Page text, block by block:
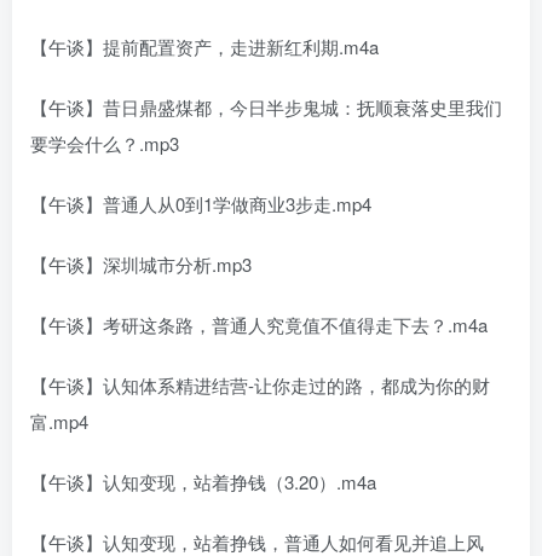
【午谈】提前配置资产，走进新红利期.m4a
【午谈】昔日鼎盛煤都，今日半步鬼城：抚顺衰落史里我们
要学会什么？.mp3
【午谈】普通人从0到1学做商业3步走.mp4
【午谈】深圳城市分析.mp3
【午谈】考研这条路，普通人究竟值不值得走下去？.m4a
【午谈】认知体系精进结营-让你走过的路，都成为你的财
富.mp4
【午谈】认知变现，站着挣钱（3.20）.m4a
【午谈】认知变现，站着挣钱，普通人如何看见并追上风